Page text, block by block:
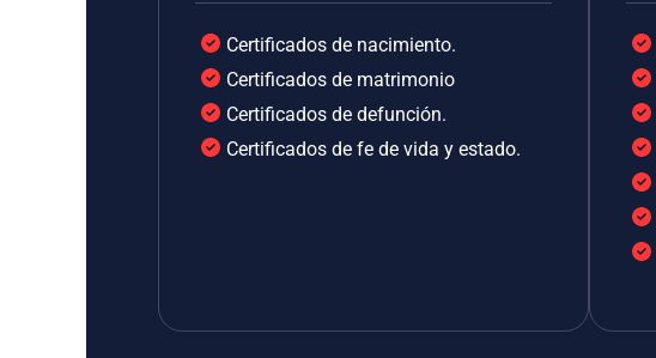
Certificados de nacimiento.
Certificados de matrimonio
Certificados de defunción.
Certificados de fe de vida y estado.